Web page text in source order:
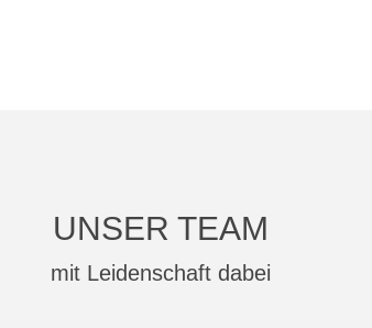
UNSER TEAM
mit Leidenschaft dabei